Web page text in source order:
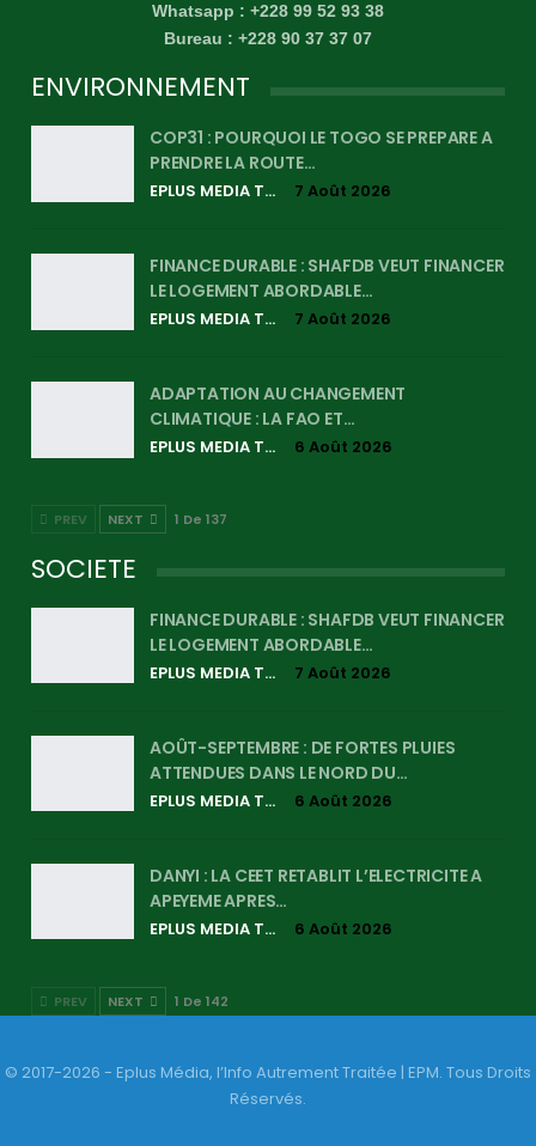
Whatsapp : +228 99 52 93 38
Bureau : +228 90 37 37 07
ENVIRONNEMENT
COP31 : POURQUOI LE TOGO SE PREPARE A
PRENDRE LA ROUTE…
EPLUS MEDIA TV 7 Août 2026
FINANCE DURABLE : SHAFDB VEUT FINANCER
LE LOGEMENT ABORDABLE…
EPLUS MEDIA TV 7 Août 2026
ADAPTATION AU CHANGEMENT
CLIMATIQUE : LA FAO ET…
EPLUS MEDIA TV 6 Août 2026
PREV NEXT 1 De 137
SOCIETE
FINANCE DURABLE : SHAFDB VEUT FINANCER
LE LOGEMENT ABORDABLE…
EPLUS MEDIA TV 7 Août 2026
AOÛT-SEPTEMBRE : DE FORTES PLUIES
ATTENDUES DANS LE NORD DU…
EPLUS MEDIA TV 6 Août 2026
DANYI : LA CEET RETABLIT L’ELECTRICITE A
APEYEME APRES…
EPLUS MEDIA TV 6 Août 2026
PREV NEXT 1 De 142
© 2017-2026 - Eplus Média, l’Info Autrement Traitée | EPM. Tous Droits
Réservés.